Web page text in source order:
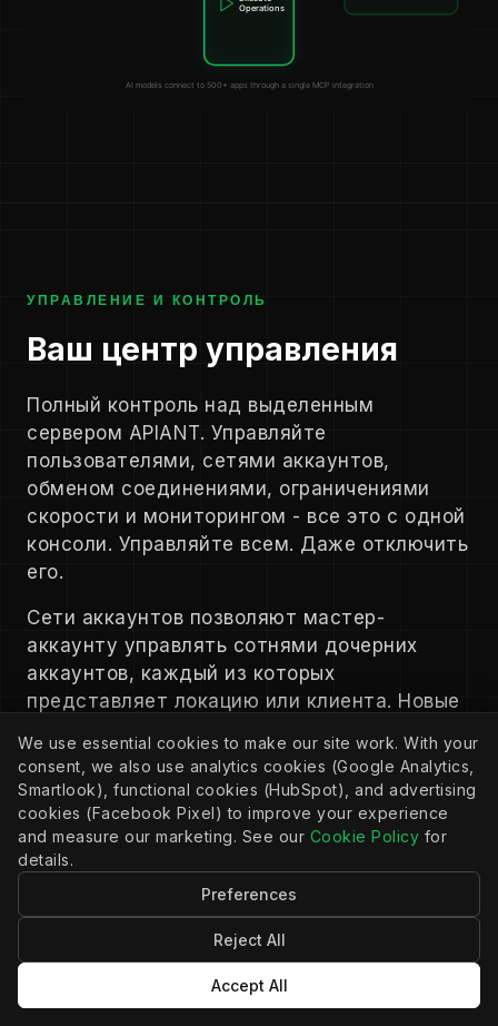
УПРАВЛЕНИЕ И КОНТРОЛЬ
Ваш центр управления
Полный контроль над выделенным
сервером APIANT. Управляйте
пользователями, сетями аккаунтов,
обменом соединениями, ограничениями
скорости и мониторингом - все это с одной
консоли. Управляйте всем. Даже отключить
его.
Сети аккаунтов позволяют мастер-
аккаунту управлять сотнями дочерних
аккаунтов, каждый из которых
представляет локацию или клиента. Новые
подключения и настройки. Задавайте
лимиты запросов на уровне платформы:
система применяет их ко всем аккаунтам.
Развёртывайте обновления кодовой базы на
все связанные аккаунты одновременно
Узнать о Консоли администратора
We use essential cookies to make our site work. With your
consent, we also use analytics cookies (Google Analytics,
Smartlook), functional cookies (HubSpot), and advertising
cookies (Facebook Pixel) to improve your experience
and measure our marketing. See our Cookie Policy for
details.
Preferences
Reject All
Accept All